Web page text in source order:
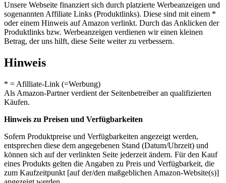
Unsere Webseite finanziert sich durch platzierte Werbeanzeigen und
sogenannten Affiliate Links (Produktlinks). Diese sind mit einem *
oder einem Hinweis auf Amazon verlinkt. Durch das Anklicken der
Produktlinks bzw. Werbeanzeigen verdienen wir einen kleinen
Betrag, der uns hilft, diese Seite weiter zu verbessern.
Hinweis
* = Afilliate-Link (=Werbung)
Als Amazon-Partner verdient der Seitenbetreiber an qualifizierten
Käufen.
Hinweis zu Preisen und Verfügbarkeiten
Sofern Produktpreise und Verfügbarkeiten angezeigt werden,
entsprechen diese dem angegebenen Stand (Datum/Uhrzeit) und
können sich auf der verlinkten Seite jederzeit ändern. Für den Kauf
eines Produkts gelten die Angaben zu Preis und Verfügbarkeit, die
zum Kaufzeitpunkt [auf der/den maßgeblichen Amazon-Website(s)]